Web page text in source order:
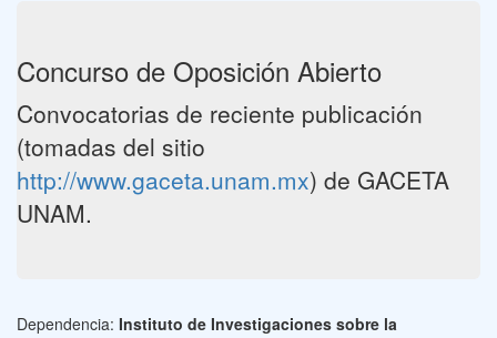
Concurso de Oposición Abierto
Convocatorias de reciente publicación
(tomadas del sitio
http://www.gaceta.unam.mx) de GACETA
UNAM.
Dependencia: Instituto de Investigaciones sobre la